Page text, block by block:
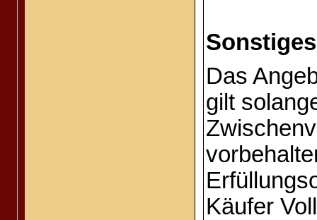
Sonstiges
Das
gilt
Käufer